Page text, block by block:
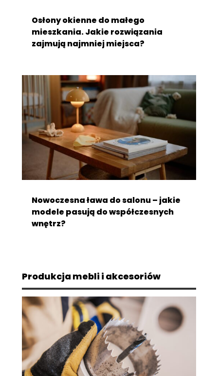
Osłony okienne do małego
mieszkania. Jakie rozwiązania
zajmują najmniej miejsca?
Nowoczesna ława do salonu – jakie
modele pasują do współczesnych
wnętrz?
Produkcja mebli i akcesoriów